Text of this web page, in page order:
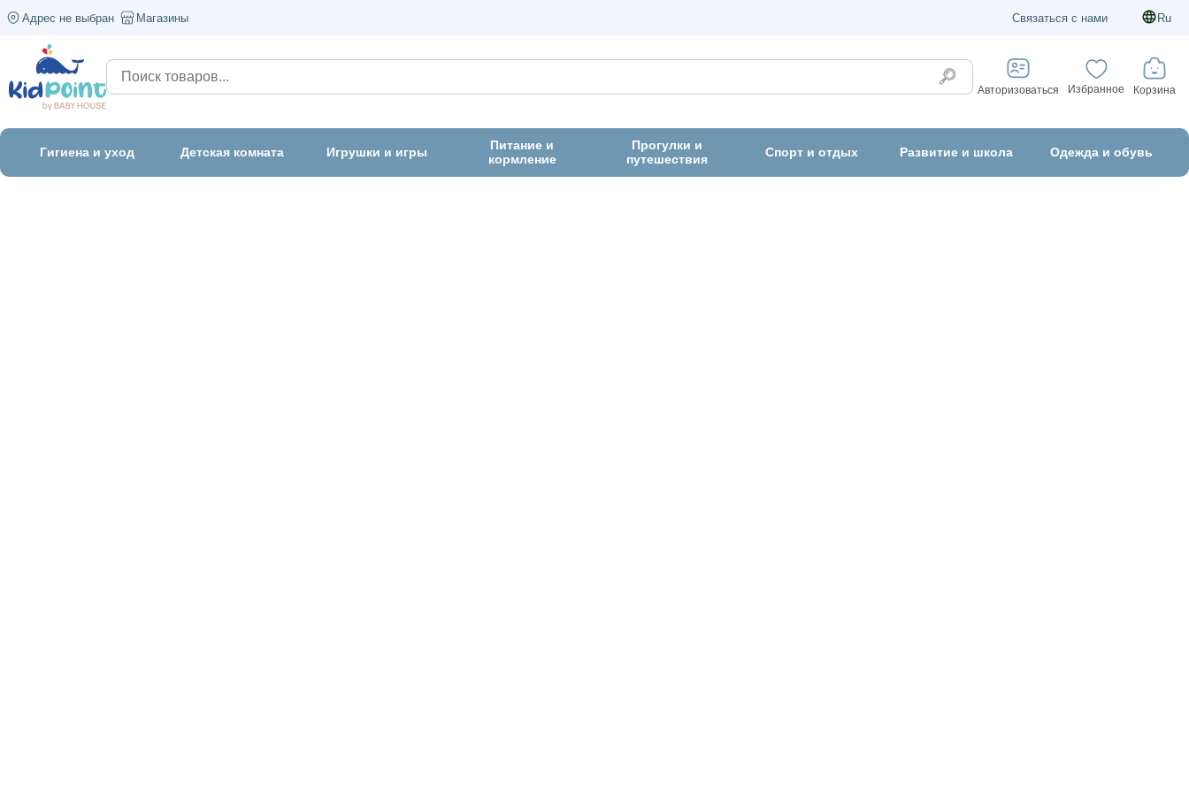
Адрес не выбран Магазины Связаться с нами Ru
Авторизоваться Избранное Корзина
Гигиена и уход Детская комната Игрушки и игры
Питание и
кормление
Прогулки и
путешествия
Спорт и отдых Развитие и школа Одежда и обувь